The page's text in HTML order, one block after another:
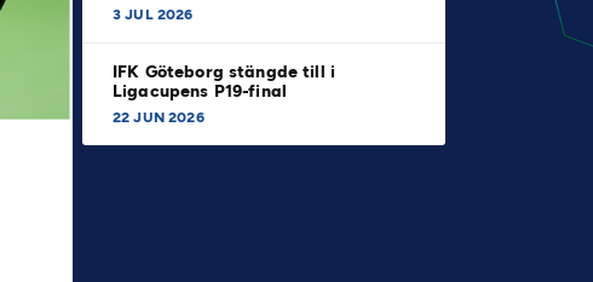
3 JUL 2026
IFK Göteborg stängde till i
Ligacupens P19-final
22 JUN 2026